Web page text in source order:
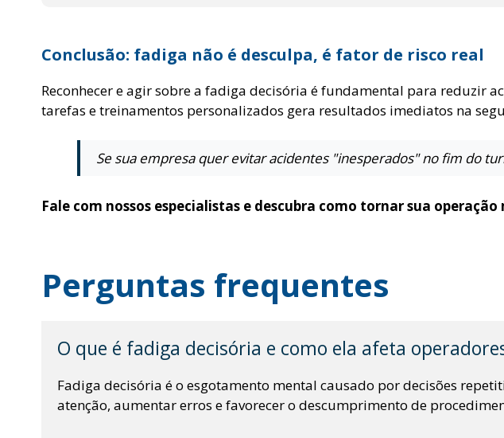
Conclusão: fadiga não é desculpa, é fator de risco real
Reconhecer e agir sobre a fadiga decisória é fundamental para reduzir
tarefas e treinamentos personalizados gera resultados imediatos na
Se sua empresa quer evitar acidentes "inesperados" no fim do
Fale com nossos especialistas e descubra como tornar sua
Perguntas frequentes
O que é fadiga decisória e como ela afeta
Fadiga decisória é o esgotamento mental causado por decisões
atenção, aumentar erros e favorecer o descumprimento de